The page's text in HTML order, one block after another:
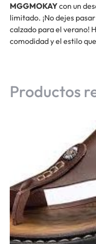
MGGMOKAYcon un
limitado. ¡No dejes
calzado para el verano!
comodidad y el estilo
Productos